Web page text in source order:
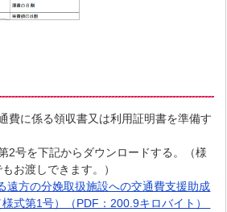
費に係る領収書又は利用証明書を準備す
を下記からダウンロードする。（様
でもお渡しできます。）
遠方の分娩取扱施設への交通費支援助成
式第1号）（PDF：200.9キロバイト）